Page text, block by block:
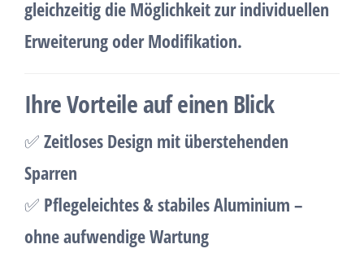
gleichzeitig die Möglichkeit zur individuellen
Erweiterung oder Modifikation.
Ihre Vorteile auf einen Blick
✅ Zeitloses Design mit überstehenden
Sparren
✅ Pflegeleichtes & stabiles Aluminium –
ohne aufwendige Wartung